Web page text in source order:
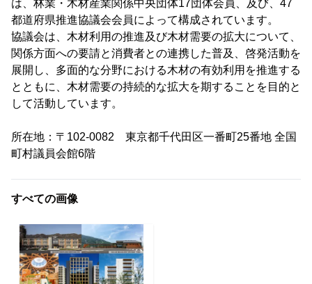
は、林業・木材産業関係中央団体17団体会員、及び、47
都道府県推進協議会会員によって構成されています。
協議会は、木材利用の推進及び木材需要の拡大について、
関係方面への要請と消費者との連携した普及、啓発活動を
展開し、多面的な分野における木材の有効利用を推進する
とともに、木材需要の持続的な拡大を期することを目的と
して活動しています。
所在地：〒102-0082 東京都千代田区一番町25番地 全国
町村議員会館6階
すべての画像